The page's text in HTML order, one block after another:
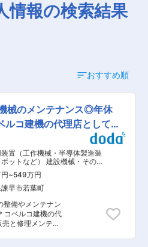
情報の検索結果
おすすめ順
械のメンテナンス◎年休
コ建機の代理店として高
置（工作機械・半導体製造装
ットなど） 建設機械・その他
設備保全 工作機械・産業機
ット
~549万円
早市若葉町
備やメンテナン
と修理メンテナ